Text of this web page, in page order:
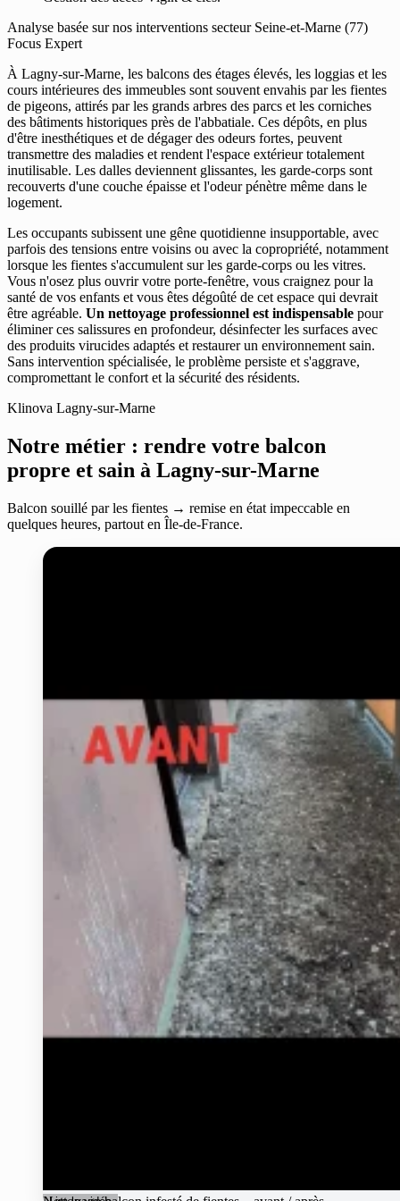
Analyse basée sur nos interventions secteur Seine-et-Marne (77)
Focus Expert
À Lagny-sur-Marne, les balcons des étages élevés, les loggias et les
cours intérieures des immeubles sont souvent envahis par les fientes
de pigeons, attirés par les grands arbres des parcs et les corniches
des bâtiments historiques près de l'abbatiale. Ces dépôts, en plus
d'être inesthétiques et de dégager des odeurs fortes, peuvent
transmettre des maladies et rendent l'espace extérieur totalement
inutilisable. Les dalles deviennent glissantes, les garde-corps sont
recouverts d'une couche épaisse et l'odeur pénètre même dans le
logement.
Les occupants subissent une gêne quotidienne insupportable, avec
parfois des tensions entre voisins ou avec la copropriété, notamment
lorsque les fientes s'accumulent sur les garde-corps ou les vitres.
Vous n'osez plus ouvrir votre porte-fenêtre, vous craignez pour la
santé de vos enfants et vous êtes dégoûté de cet espace qui devrait
être agréable. Un nettoyage professionnel est indispensable pour
éliminer ces salissures en profondeur, désinfecter les surfaces avec
des produits virucides adaptés et restaurer un environnement sain.
Sans intervention spécialisée, le problème persiste et s'aggrave,
compromettant le confort et la sécurité des résidents.
Klinova Lagny-sur-Marne
Notre métier : rendre votre balcon
propre et sain à Lagny-sur-Marne
Balcon souillé par les fientes → remise en état impeccable en
quelques heures, partout en Île-de-France.